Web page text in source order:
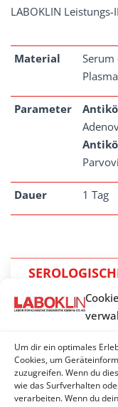
Um dir ein optimales
Cookies, um
zuzugreifen. Wenn du
wie das Surfverhalten
verarbeiten. Wenn du
LABOKLIN
Material
Serum
Parameter
Dauer 1 Tag
FeLV, FCoV,
Herpes- /
Impfkontrolle